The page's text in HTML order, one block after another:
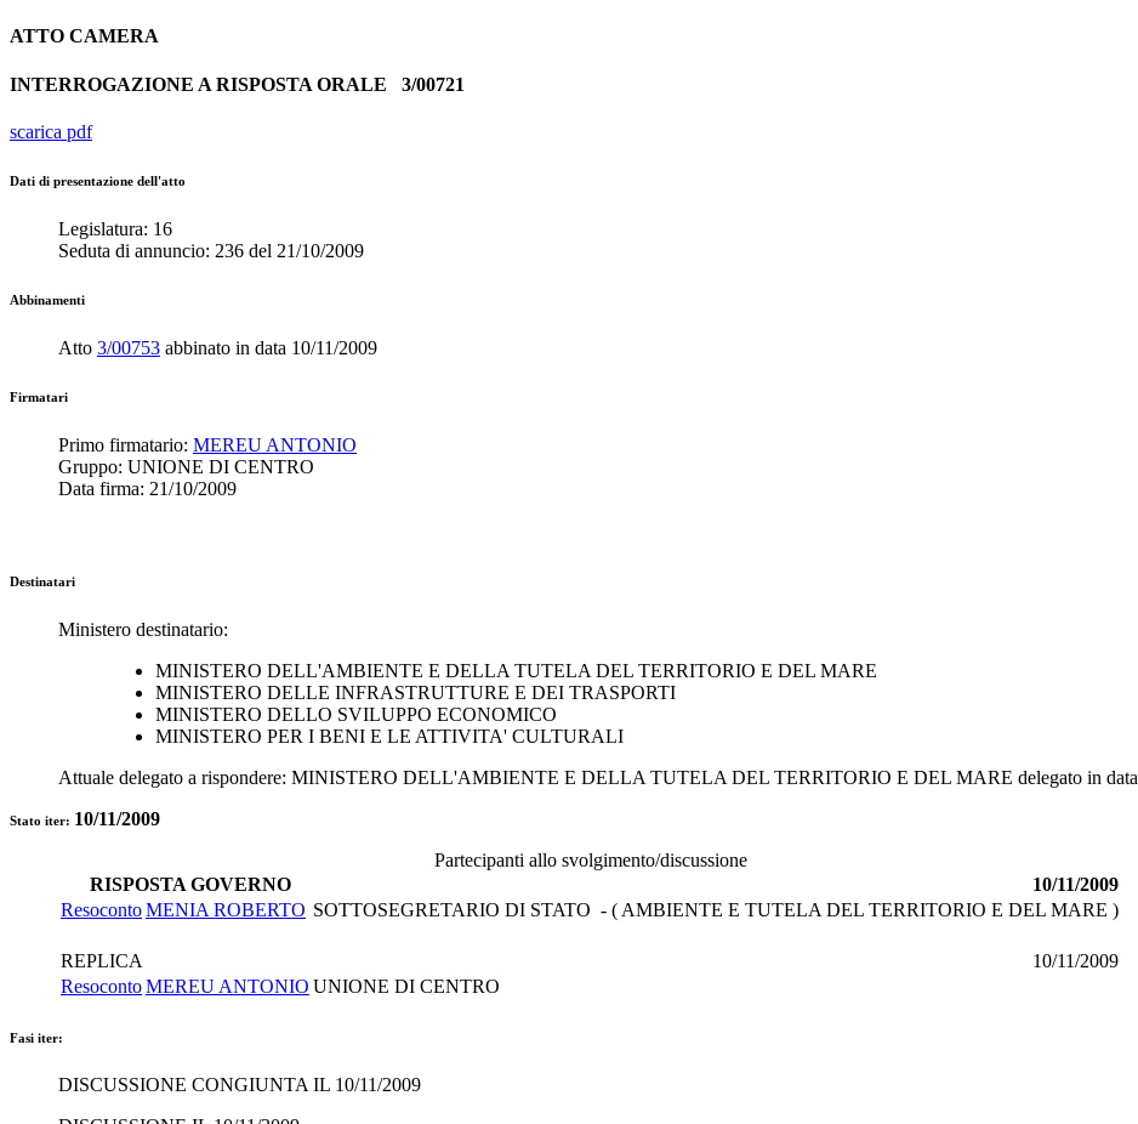
ATTO CAMERA
INTERROGAZIONE A RISPOSTA ORALE 3/00721
scarica pdf
Dati di presentazione dell'atto
Legislatura: 16
Seduta di annuncio: 236 del 21/10/2009
Abbinamenti
Atto 3/00753 abbinato in data 10/11/2009
Firmatari
Primo firmatario: MEREU ANTONIO
Gruppo: UNIONE DI CENTRO
Data firma: 21/10/2009
Destinatari
Ministero destinatario:
MINISTERO DELL'AMBIENTE E DELLA TUTELA DEL TERRITORIO E DEL MARE
MINISTERO DELLE INFRASTRUTTURE E DEI TRASPORTI
MINISTERO DELLO SVILUPPO ECONOMICO
MINISTERO PER I BENI E LE ATTIVITA' CULTURALI
Attuale delegato a rispondere: MINISTERO DELL'AMBIENTE E DELLA TUTELA DEL TERRITORIO E DEL MARE delegato in data
Stato iter: 10/11/2009
Partecipanti allo svolgimento/discussione
RISPOSTA GOVERNO
10/11/2009
ResocontoMENIA ROBERTO SOTTOSEGRETARIO DI STATO - ( AMBIENTE E TUTELA DEL TERRITORIO E DEL MARE )
REPLICA
10/11/2009
ResocontoMEREU ANTONIO UNIONE DI CENTRO
Fasi iter:
DISCUSSIONE CONGIUNTA IL 10/11/2009